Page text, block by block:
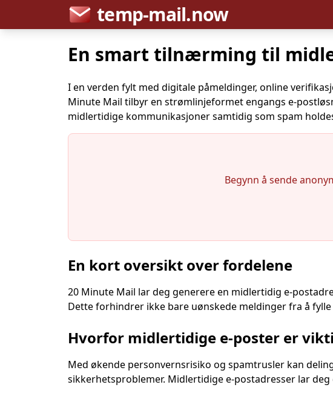
temp-mail.now
En smart tilnærming til
I en verden fylt med digitale påmeldinger, online
Minute Mail tilbyr en strømlinjeformet engangs e-
midlertidige kommunikasjoner samtidig som spam
Begynn å sende
Slett valgte
En kort oversikt over fordelene
20 Minute Mail lar deg generere en midlertidig e-
Dette forhindrer ikke bare uønskede meldinger fra å
Hvorfor midlertidige e-poster er
Med økende personvernsrisiko og spamtrusler kan
sikkerhetsproblemer. Midlertidige e-postadresser lar